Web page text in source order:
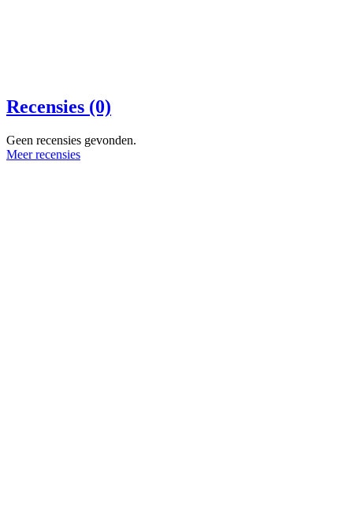
Recensies (0)
Geen recensies gevonden.
Meer recensies